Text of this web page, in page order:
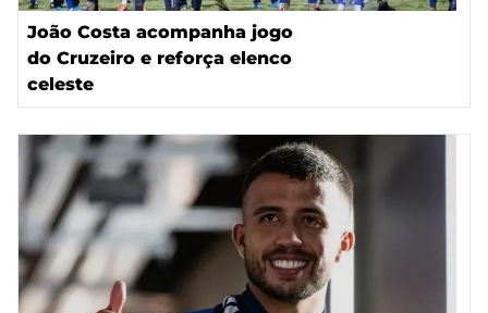
João Costa acompanha jogo
do Cruzeiro e reforça elenco
celeste